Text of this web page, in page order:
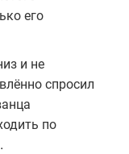
его
и не
спросил
по